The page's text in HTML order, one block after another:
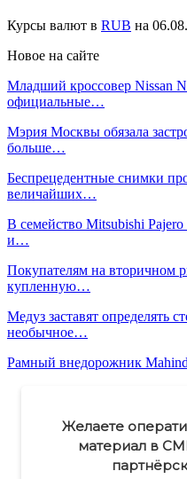
Курсы валют в RUB на
Новое на сайте
Младший кроссовер Nissan
официальные…
Мэрия Москвы обязала
больше…
Беспрецедентные снимки
величайших…
В семейство Mitsubishi
и…
Покупателям на вторичном
купленную…
Медуз заставят определять
необычное…
Рамный внедорожник
Желаете
материал в